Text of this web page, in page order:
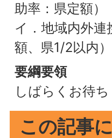
助率：県定額）
イ．地域内外
額、県1/2以内）
要綱要領
しばらくお待ち
この記事